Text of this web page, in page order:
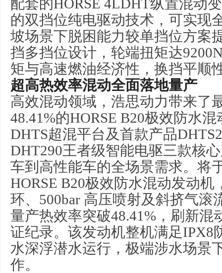
配套的HORSE 4LDHT纵置混动
的双挡位纯电驱动技术，可实现
坡场景下脱困能力较单挡位方案
挡多挡位设计，轮端扭矩达
矩与高速燃油经济性，换挡平顺
超高热效率混动全面落地量产
高效混动领域，浩思动力带来了
48.41%的HORSE B20极效防水
DHTS超混平台及首款产品
DHT290王者级智能电驱三款核
车到高性能车的全场景需求。将
HORSE B20极效防水混动发动
环、500bar 高压喷射及斜挤气滚
量产热效率突破48.41%，刷新混
证纪录。该发动机整机满足IPX8
水深浮潜水运行，极端涉水场景
作。